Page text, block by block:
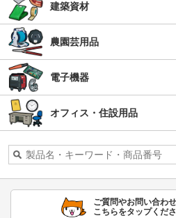
建築資材
農園芸用品
電子機器
オフィス・住設用品
ご質問やお問い合わ
こちらをタップくださ